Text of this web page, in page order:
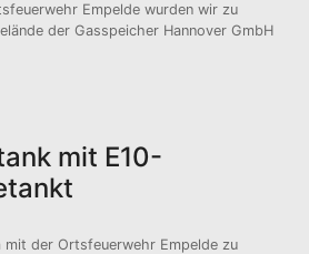
Empelde wurden wir zu
der Gasspeicher Hannover GmbH
mit E10-
mit der Ortsfeuerwehr Empelde zu